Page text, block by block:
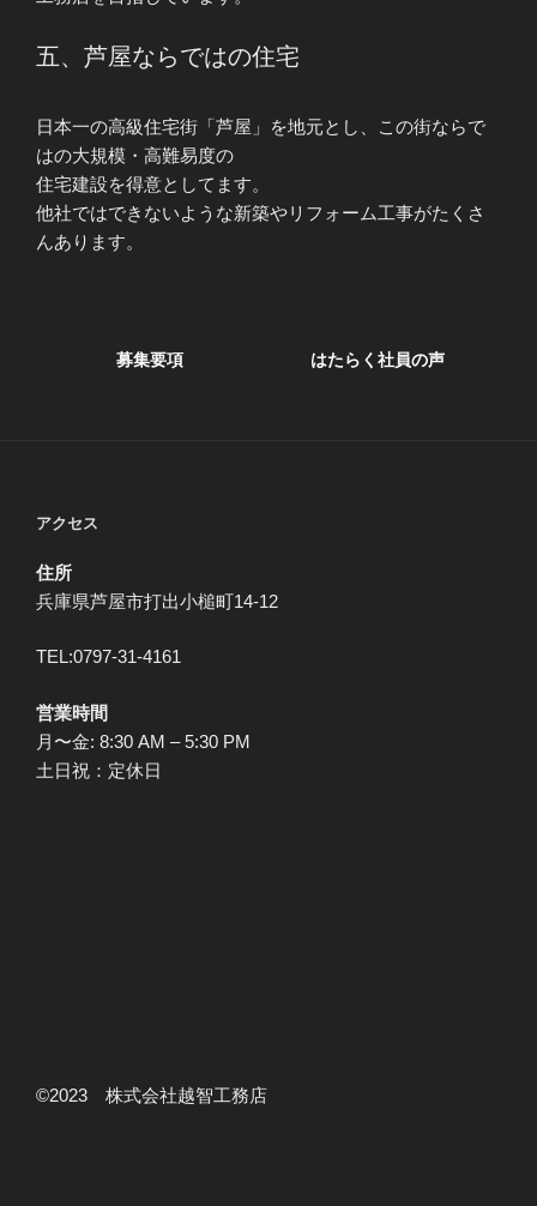
五、芦屋ならではの住宅
日本一の高級住宅街「芦屋」を地元とし、この街ならで
はの大規模・高難易度の
住宅建設を得意としてます。
他社ではできないような新築やリフォーム工事がたくさ
んあります。
募集要項 はたらく社員の声
アクセス
住所
兵庫県芦屋市打出小槌町14-12
TEL:0797-31-4161
営業時間
月〜金: 8:30 AM – 5:30 PM
土日祝：定休日
©2023 株式会社越智工務店